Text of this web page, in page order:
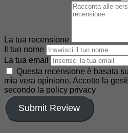
La tua recensione
Il tuo nome
La tua email
Questa recensione è basata
mia vera opinione. Accetto la
secondo la policy privacy
Submit Review